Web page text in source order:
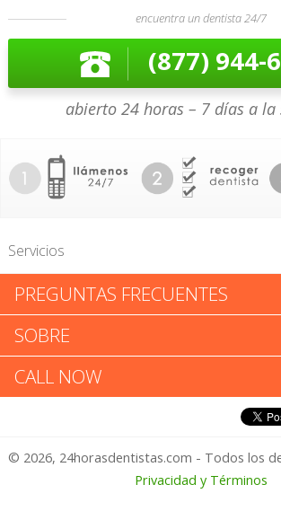
encuentra un dentista 24/7
(877) 944-
abierto 24 horas – 7 días a la
Servicios
Maria Concepcion
Maria Concepcion:
Experiencia
1 – No Feliz
PREGUNTAS FRECUENTES
SOBRE
CALL NOW
© 2026, 24horasdentistas.com - Todos los
Privacidad y Términos